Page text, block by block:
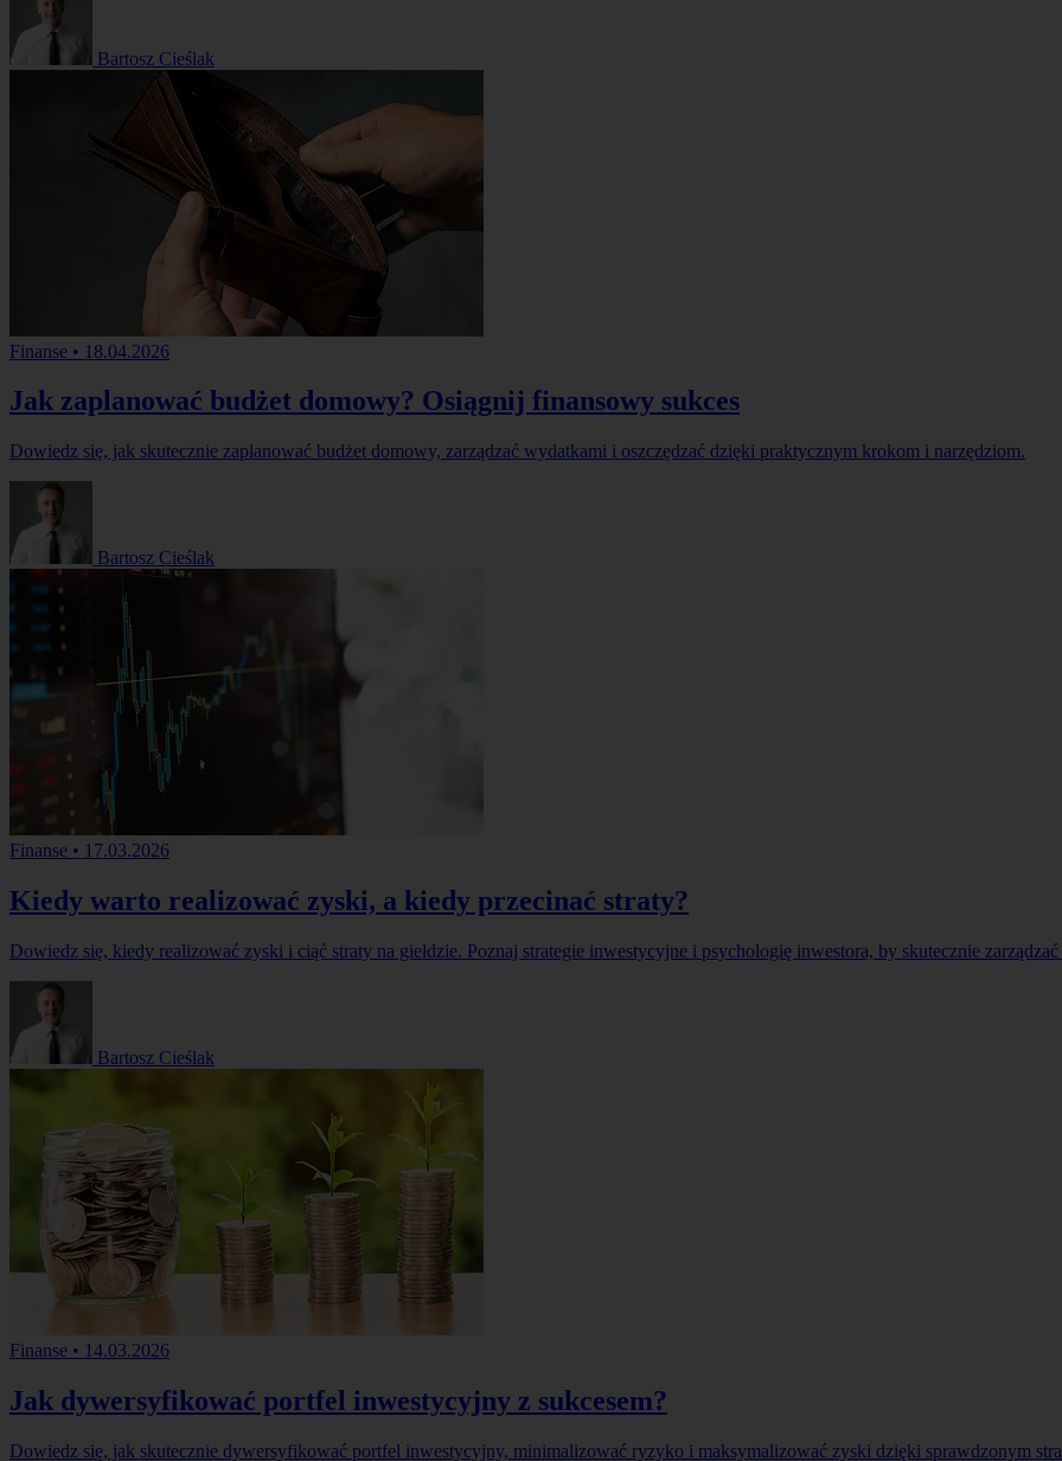
Bartosz Cieślak
Finanse • 18.04.2026
Jak zaplanować budżet domowy? Osiągnij finansowy sukces
Dowiedz się, jak skutecznie zaplanować budżet domowy, zarządzać wydatkami i oszczędzać dzięki praktycznym krokom i narzędziom.
Bartosz Cieślak
Finanse • 17.03.2026
Kiedy warto realizować zyski, a kiedy przecinać straty?
Dowiedz się, kiedy realizować zyski i ciąć straty na giełdzie. Poznaj strategie inwestycyjne i psychologię inwestora, by skutecznie
Bartosz Cieślak
Finanse • 14.03.2026
Jak dywersyfikować portfel inwestycyjny z sukcesem?
Dowiedz się, jak skutecznie dywersyfikować portfel inwestycyjny, minimalizować ryzyko i maksymalizować zyski dzięki sprawdzonym